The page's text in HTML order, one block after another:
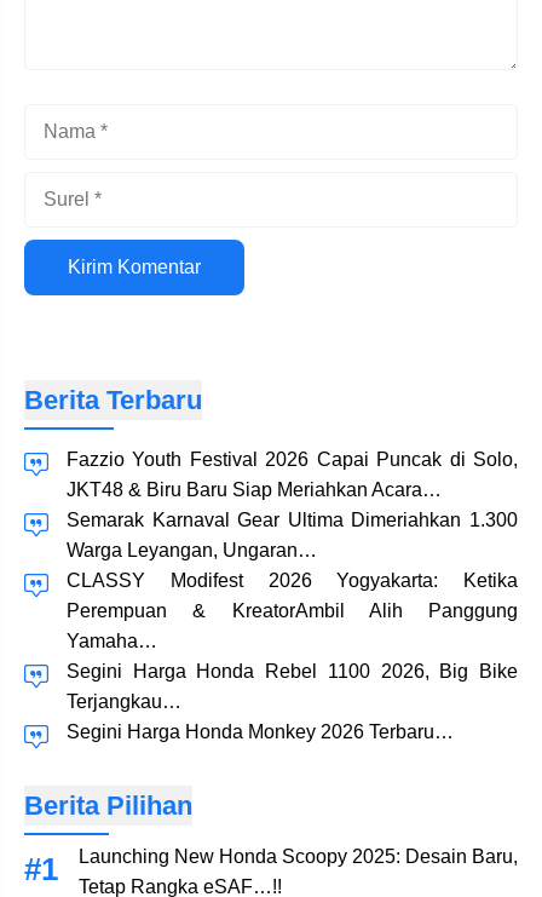
Situs
web
Berita Terbaru
Fazzio Youth Festival 2026 Capai Puncak di Solo,
JKT48 & Biru Baru Siap Meriahkan Acara…
Semarak Karnaval Gear Ultima Dimeriahkan 1.300
Warga Leyangan, Ungaran…
CLASSY Modifest 2026 Yogyakarta: Ketika
Perempuan & KreatorAmbil Alih Panggung
Yamaha…
Segini Harga Honda Rebel 1100 2026, Big Bike
Terjangkau…
Segini Harga Honda Monkey 2026 Terbaru…
Berita Pilihan
Launching New Honda Scoopy 2025: Desain Baru,
Tetap Rangka eSAF…!!